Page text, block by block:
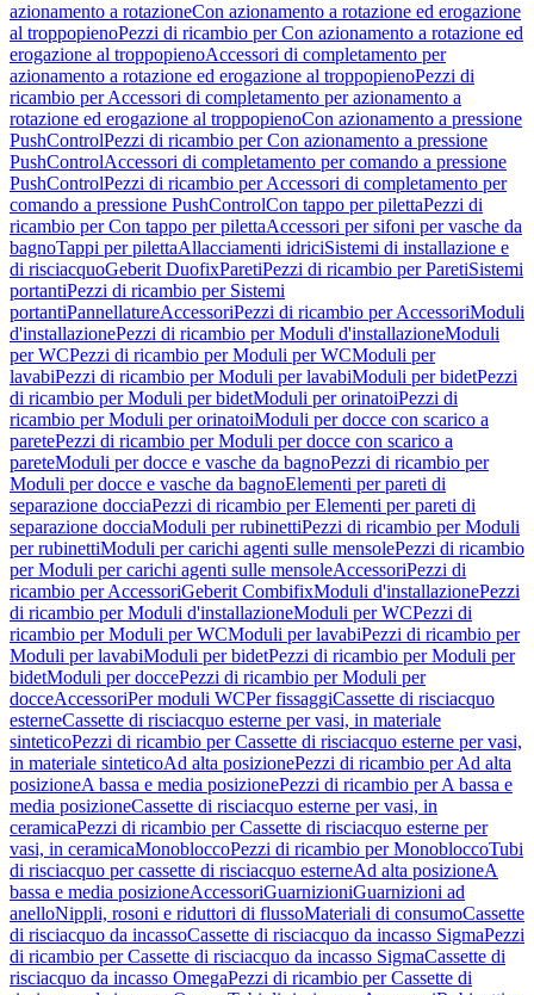
azionamento a rotazioneCon azionamento a rotazione ed erogazione
al troppopienoPezzi di ricambio per Con azionamento a rotazione ed
erogazione al troppopienoAccessori di completamento per
azionamento a rotazione ed erogazione al troppopienoPezzi di
ricambio per Accessori di completamento per azionamento a
rotazione ed erogazione al troppopienoCon azionamento a pressione
PushControlPezzi di ricambio per Con azionamento a pressione
PushControlAccessori di completamento per comando a pressione
PushControlPezzi di ricambio per Accessori di completamento per
comando a pressione PushControlCon tappo per pilettaPezzi di
ricambio per Con tappo per pilettaAccessori per sifoni per vasche da
bagnoTappi per pilettaAllacciamenti idriciSistemi di installazione e
di risciacquoGeberit DuofixParetiPezzi di ricambio per ParetiSistemi
portantiPezzi di ricambio per Sistemi
portantiPannellatureAccessoriPezzi di ricambio per AccessoriModuli
d'installazionePezzi di ricambio per Moduli d'installazioneModuli
per WCPezzi di ricambio per Moduli per WCModuli per
lavabiPezzi di ricambio per Moduli per lavabiModuli per bidetPezzi
di ricambio per Moduli per bidetModuli per orinatoiPezzi di
ricambio per Moduli per orinatoiModuli per docce con scarico a
paretePezzi di ricambio per Moduli per docce con scarico a
pareteModuli per docce e vasche da bagnoPezzi di ricambio per
Moduli per docce e vasche da bagnoElementi per pareti di
separazione docciaPezzi di ricambio per Elementi per pareti di
separazione docciaModuli per rubinettiPezzi di ricambio per Moduli
per rubinettiModuli per carichi agenti sulle mensolePezzi di ricambio
per Moduli per carichi agenti sulle mensoleAccessoriPezzi di
ricambio per AccessoriGeberit CombifixModuli d'installazionePezzi
di ricambio per Moduli d'installazioneModuli per WCPezzi di
ricambio per Moduli per WCModuli per lavabiPezzi di ricambio per
Moduli per lavabiModuli per bidetPezzi di ricambio per Moduli per
bidetModuli per doccePezzi di ricambio per Moduli per
docceAccessoriPer moduli WCPer fissaggiCassette di risciacquo
esterneCassette di risciacquo esterne per vasi, in materiale
sinteticoPezzi di ricambio per Cassette di risciacquo esterne per vasi,
in materiale sinteticoAd alta posizionePezzi di ricambio per Ad alta
posizioneA bassa e media posizionePezzi di ricambio per A bassa e
media posizioneCassette di risciacquo esterne per vasi, in
ceramicaPezzi di ricambio per Cassette di risciacquo esterne per
vasi, in ceramicaMonobloccoPezzi di ricambio per MonobloccoTubi
di risciacquo per cassette di risciacquo esterneAd alta posizioneA
bassa e media posizioneAccessoriGuarnizioniGuarnizioni ad
anelloNippli, rosoni e riduttori di flussoMateriali di consumoCassette
di risciacquo da incassoCassette di risciacquo da incasso SigmaPezzi
di ricambio per Cassette di risciacquo da incasso SigmaCassette di
risciacquo da incasso OmegaPezzi di ricambio per Cassette di